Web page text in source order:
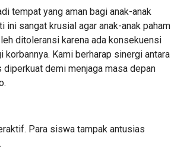
tempat yang aman bagi anak-anak
sangat krusial agar anak-anak paham
ditoleransi karena ada konsekuensi
Kami berharap sinergi antara
demi menjaga masa depan
Para siswa tampak antusias